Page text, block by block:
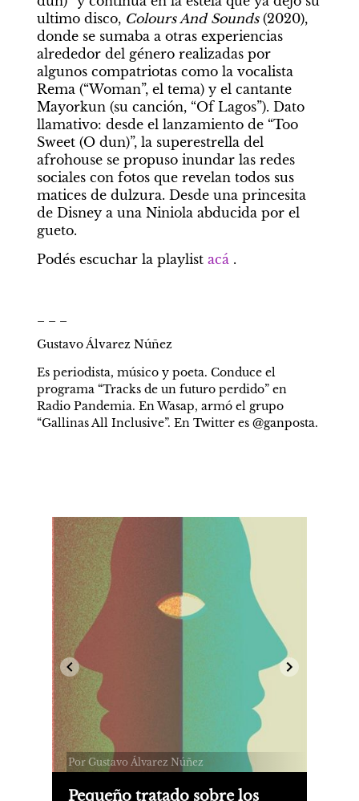
ultimo disco, Colours And Sounds (2020),
donde se sumaba a otras experiencias
alrededor del género realizadas por
algunos compatriotas como la vocalista
Rema (“Woman”, el tema) y el cantante
Mayorkun (su canción, “Of Lagos”). Dato
llamativo: desde el lanzamiento de “Too
Sweet (O dun)”, la superestrella del
afrohouse se propuso inundar las redes
sociales con fotos que revelan todos sus
matices de dulzura. Desde una princesita
de Disney a una Niniola abducida por el
gueto.
Podés escuchar la playlist acá .
Gustavo Álvarez Núñez
Es periodista, músico y poeta. Conduce el
programa “Tracks de un futuro perdido” en
Radio Pandemia. En Wasap, armó el grupo
“Gallinas All Inclusive”. En Twitter es @ganposta.
Por Gustavo Álvarez Núñez
Pequeño tratado sobre los